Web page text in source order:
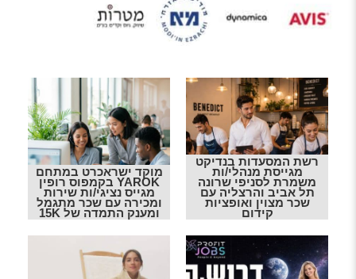
רשת המסעדות בנדיקט
מגייסת מנהלי/ות
משמרת לסניפי שרונה
תל אביב והרצליה עם
שכר מצוין ואופציות
קידום
מוקד ישראכרט במתחם
YAROK בקמפוס רופין
מגייס נציגי/ות שירות
ומכירה עם שכר מתגמל
ומענק התמדה של 15K